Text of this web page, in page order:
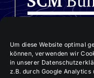
Um diese Website optimal
können, verwenden wir
in unserer
z.B. durch Google Analytics